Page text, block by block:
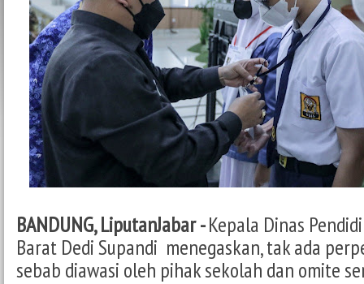
BANDUNG, LiputanJabar -Kepala Dinas
Barat Dedi Supandi menegaskan, tak ada
sebab diawasi oleh pihak sekolah dan omite